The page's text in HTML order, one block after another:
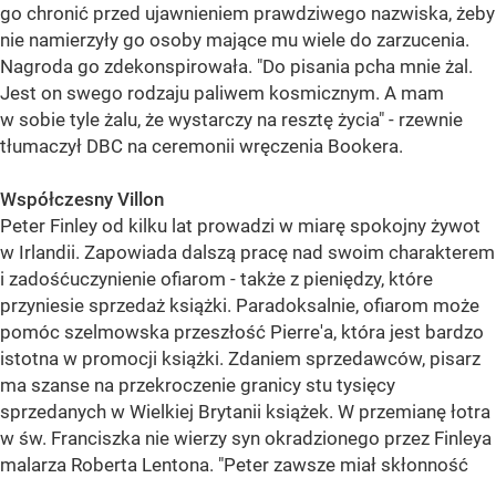
go chronić przed ujawnieniem prawdziwego nazwiska, żeby
nie namierzyły go osoby mające mu wiele do zarzucenia.
Nagroda go zdekonspirowała. "Do pisania pcha mnie żal.
Jest on swego rodzaju paliwem kosmicznym. A mam
w sobie tyle żalu, że wystarczy na resztę życia" - rzewnie
tłumaczył DBC na ceremonii wręczenia Bookera.
Współczesny Villon
Peter Finley od kilku lat prowadzi w miarę spokojny żywot
w Irlandii. Zapowiada dalszą pracę nad swoim charakterem
i zadośćuczynienie ofiarom - także z pieniędzy, które
przyniesie sprzedaż książki. Paradoksalnie, ofiarom może
pomóc szelmowska przeszłość Pierre'a, która jest bardzo
istotna w promocji książki. Zdaniem sprzedawców, pisarz
ma szanse na przekroczenie granicy stu tysięcy
sprzedanych w Wielkiej Brytanii książek. W przemianę łotra
w św. Franciszka nie wierzy syn okradzionego przez Finleya
malarza Roberta Lentona. "Peter zawsze miał skłonność